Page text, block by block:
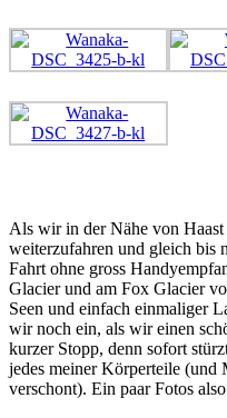
Als wir in der Nähe von
weiterzufahren und gleich bis
Fahrt ohne gross
Glacier und am Fox Glacier
Seen und einfach einmaliger
wir noch ein, als wir einen
kurzer Stopp, denn sofort
jedes meiner Körperteile (und
verschont). Ein paar Fotos